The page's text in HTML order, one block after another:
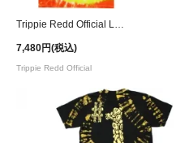
7,480円(税込)
Trippie Redd Official